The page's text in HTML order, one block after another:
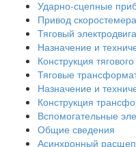
Ударно-сцепные
Привод
Тяговый
Назначение и
Конструкция
Тяговые
Назначение и
Конструкция
Вспомогательные
Общие сведения
Асинхронный